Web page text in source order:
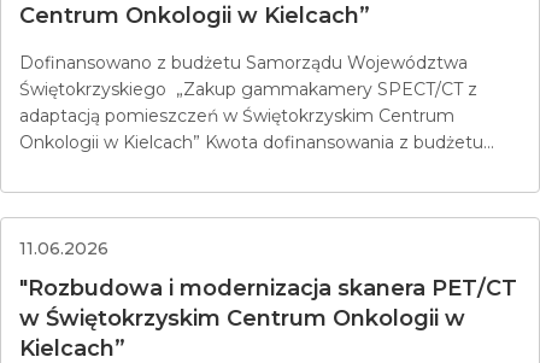
Centrum Onkologii w Kielcach”
Dofinansowano z budżetu Samorządu Województwa
Świętokrzyskiego „Zakup gammakamery SPECT/CT z
adaptacją pomieszczeń w Świętokrzyskim Centrum
Onkologii w Kielcach” Kwota dofinansowania z budżetu...
11.06.2026
"Rozbudowa i modernizacja skanera PET/CT
w Świętokrzyskim Centrum Onkologii w
Kielcach”